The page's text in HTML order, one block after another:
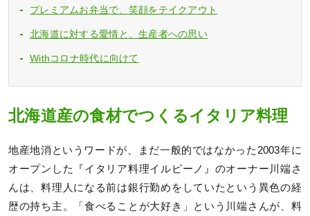
プレミアムお弁当で、笑顔をテイクアウト
北海道に対する愛情と、生産者への思い
Withコロナ時代に向けて
北海道産の食材でつくるイタリア料理
地産地消というワードが、まだ一般的ではなかった2003年に
オープンした『イタリア料理イルピーノ』のオーナー川端さ
んは、料理人になる前は銀行勤めをしていたという異色の経
歴の持ち主。「食べることが大好き」という川端さんが、料